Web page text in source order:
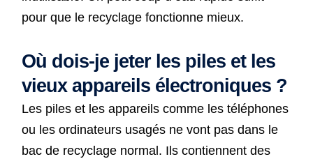
pour que le recyclage fonctionne mieux.
Où dois-je jeter les piles et les
vieux appareils électroniques ?
Les piles et les appareils comme les téléphones
ou les ordinateurs usagés ne vont pas dans le
bac de recyclage normal. Ils contiennent des